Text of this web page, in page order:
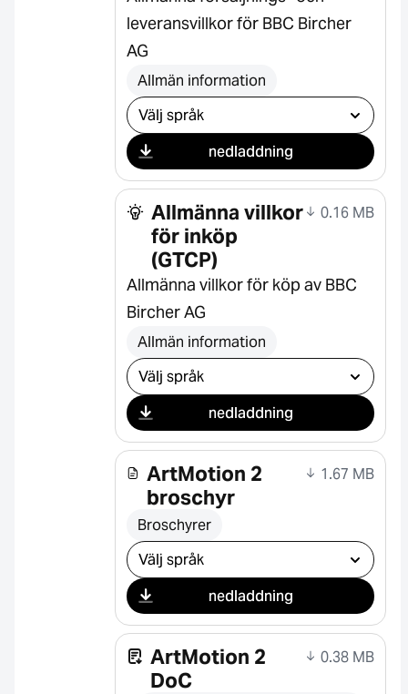
leveransvillkor för BBC Bircher
AG
Allmän information
Välj nedladdning
nedladdning
Allmänna villkor
för inköp
(GTCP)
0.16 MB
Allmänna villkor för köp av BBC
Bircher AG
Allmän information
Välj nedladdning
nedladdning
ArtMotion 2
broschyr
1.67 MB
Broschyrer
Välj nedladdning
nedladdning
ArtMotion 2
DoC
0.38 MB